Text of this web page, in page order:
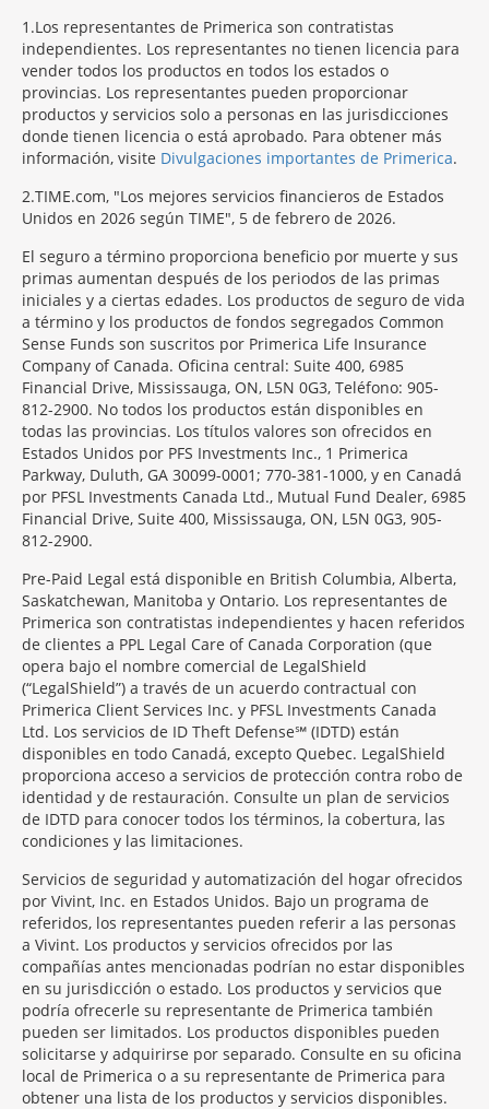
1 Los representantes de Primerica son contratistas
independientes. Los representantes no tienen licencia para
vender todos los productos en todos los estados o
provincias. Los representantes pueden proporcionar
productos y servicios solo a personas en las jurisdicciones
donde tienen licencia o está aprobado. Para obtener más
información, visite Divulgaciones importantes de Primerica.
2 TIME.com, "Los mejores servicios financieros de Estados
Unidos en 2026 según TIME", 5 de febrero de 2026.
El seguro a término proporciona beneficio por muerte y sus
primas aumentan después de los periodos de las primas
iniciales y a ciertas edades. Los productos de seguro de vida
a término y los productos de fondos segregados Common
Sense Funds son suscritos por Primerica Life Insurance
Company of Canada. Oficina central: Suite 400, 6985
Financial Drive, Mississauga, ON, L5N 0G3, Teléfono: 905-
812-2900. No todos los productos están disponibles en
todas las provincias. Los títulos valores son ofrecidos en
Estados Unidos por PFS Investments Inc., 1 Primerica
Parkway, Duluth, GA 30099-0001; 770-381-1000, y en Canadá
por PFSL Investments Canada Ltd., Mutual Fund Dealer, 6985
Financial Drive, Suite 400, Mississauga, ON, L5N 0G3, 905-
812-2900.
Pre-Paid Legal está disponible en British Columbia, Alberta,
Saskatchewan, Manitoba y Ontario. Los representantes de
Primerica son contratistas independientes y hacen referidos
de clientes a PPL Legal Care of Canada Corporation (que
opera bajo el nombre comercial de LegalShield
(“LegalShield”) a través de un acuerdo contractual con
Primerica Client Services Inc. y PFSL Investments Canada
Ltd. Los servicios de ID Theft Defense℠ (IDTD) están
disponibles en todo Canadá, excepto Quebec. LegalShield
proporciona acceso a servicios de protección contra robo de
identidad y de restauración. Consulte un plan de servicios
de IDTD para conocer todos los términos, la cobertura, las
condiciones y las limitaciones.
Servicios de seguridad y automatización del hogar ofrecidos
por Vivint, Inc. en Estados Unidos. Bajo un programa de
referidos, los representantes pueden referir a las personas
a Vivint. Los productos y servicios ofrecidos por las
compañías antes mencionadas podrían no estar disponibles
en su jurisdicción o estado. Los productos y servicios que
podría ofrecerle su representante de Primerica también
pueden ser limitados. Los productos disponibles pueden
solicitarse y adquirirse por separado. Consulte en su oficina
local de Primerica o a su representante de Primerica para
obtener una lista de los productos y servicios disponibles.